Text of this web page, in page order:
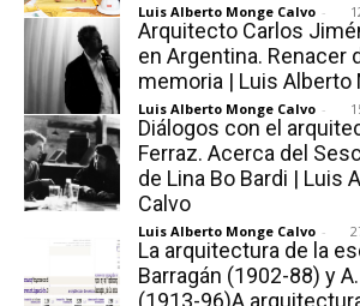
Luis Alberto Monge Calvo -
Arquitecto Carlos
en Argentina. Renacer
memoria | Luis Alberto
Luis Alberto Monge Calvo -
Diálogos con el
Ferraz. Acerca del
de Lina Bo Bardi | Luis
Calvo
Luis Alberto Monge Calvo -
La arquitectura de la
Barragán (1902-88) y
(1913-96)A